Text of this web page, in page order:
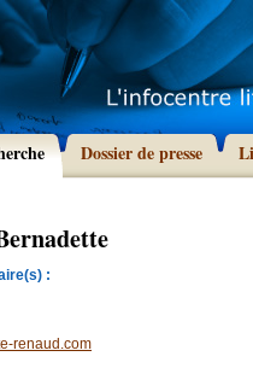
Dossier de presse
:
renaud.com